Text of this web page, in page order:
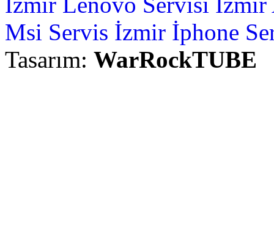
Msi Servis İzmir İphone
Tasarım: WarRockTUBE